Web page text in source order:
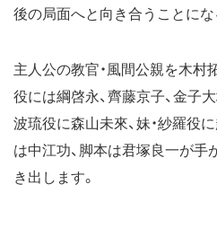
後の局面へと向き合うことに
主人公の教官・風間公親を木村
役には綱啓永、齊藤京子、金子
波琉役に森山未來、妹・紗羅役
は中江功、脚本は君塚良一が手
き出します。